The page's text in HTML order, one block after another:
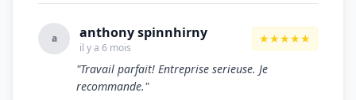
a anthony spinnhirny
il y a 6 mois
★★★★★
"Travail parfait! Entreprise serieuse. Je
recommande."